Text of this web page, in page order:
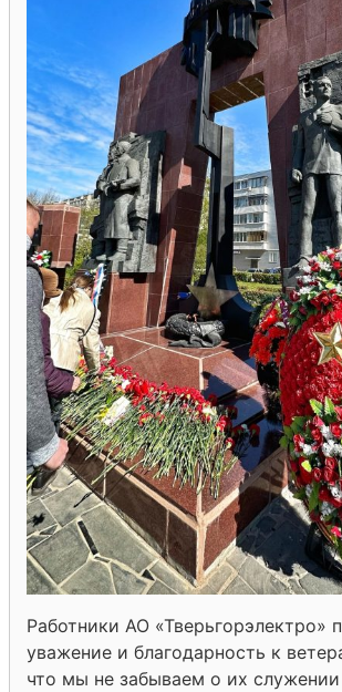
Работники АО «Тверьгорэлектро»
уважение и благодарность к
что мы не забываем о их служении